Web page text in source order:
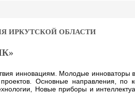
ИРКУТСКОЙ ОБЛАСТИ
инновациям. Молодые инноваторы
Основные направления, по
Новые приборы и